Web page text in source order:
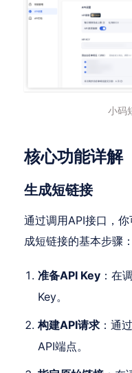
小码
核心功能详解
生成短链接
通过调用API接口，
成短链接的基本步骤：
准备API Key ：在
Key。
构建API请求：通
API端点。